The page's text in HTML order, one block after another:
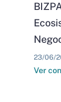
23/06/
Ver